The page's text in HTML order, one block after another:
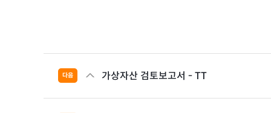
다음 가상자산 검토보고서 - TT